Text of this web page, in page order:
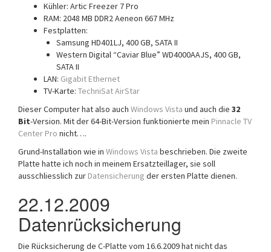
Kühler: Artic Freezer 7 Pro
RAM: 2048 MB DDR2 Aeneon 667 MHz
Festplatten:
Samsung HD401LJ, 400 GB, SATA II
Western Digital “Caviar Blue” WD4000AAJS, 400 GB,
SATA II
LAN: Gigabit Ethernet
TV-Karte: TechniSat AirStar
Dieser Computer hat also auch Windows Vista und auch die 32
Bit-Version. Mit der 64-Bit-Version funktionierte mein Pinnacle TV
Center Pro nicht….
Grund-Installation wie in Windows Vista beschrieben. Die zweite
Platte hatte ich noch in meinem Ersatzteillager, sie soll
ausschliesslich zur Datensicherung der ersten Platte dienen.
22.12.2009
Datenrücksicherung
Die Rücksicherung de C-Platte vom 16.6.2009 hat nicht das